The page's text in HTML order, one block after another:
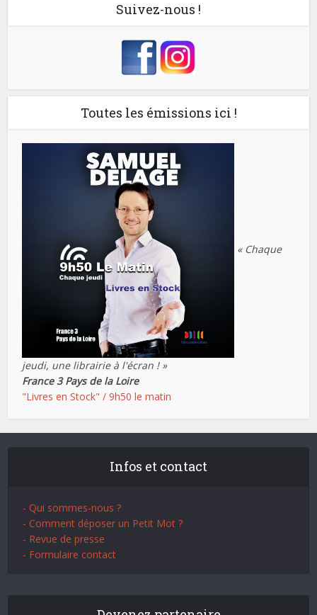
Suivez-nous !
Toutes les émissions ici !
« Chaque
jeudi, une librairie à l'écran ! »
France 3 Pays de la Loire
"Livres en Stock" / 9h50 le matin
Infos et contact
- Qui sommes-nous ?
- Comment déposer un Petit Mot ?
- Revue de presse
- Formulaire contact